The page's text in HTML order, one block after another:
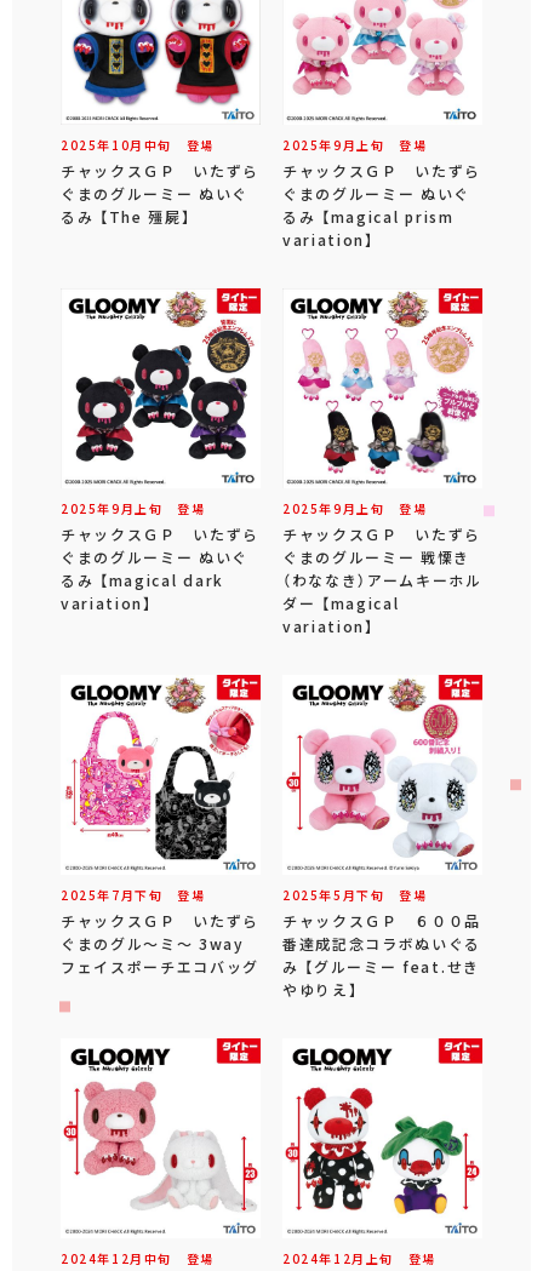
2025年 10月 中旬 登場
チャックスＧＰ いたずら
ぐまのグルーミー ぬいぐ
るみ 【The 殭屍】
2025年9 月 上旬 登場
チャックスＧＰ いたずら
ぐまのグルーミー ぬいぐ
るみ 【magical prism
variation】
2025年9 月 上旬 登場
チャックスＧＰ いたずら
ぐまのグルーミー ぬいぐ
るみ 【magical dark
variation】
2025年9 月 上旬 登場
チャックスＧＰ いたずら
ぐまのグルーミー 戦慄き
（わななき）アームキーホル
ダー 【magical
variation】
2025年 7 月下旬 登場
チャックスＧＰ いたずら
ぐまのグル～ミ～ 3way
フェイスポーチエコバッグ
2025年5 月下旬 登場
チャックスＧＰ ６００品
番達成記念コラボぬいぐる
み 【グルーミー feat.せき
やゆりえ】
2024年 12 月 中旬 登場 2024年 12 月 上旬 登場